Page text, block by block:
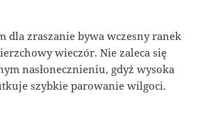
dla zraszanie bywa wczesny ranek
wieczór. Nie zaleca się
nasłonecznieniu, gdyż wysoka
szybkie parowanie wilgoci.